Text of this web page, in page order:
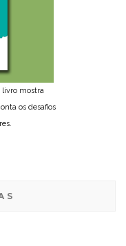
livro mostra
os desafios